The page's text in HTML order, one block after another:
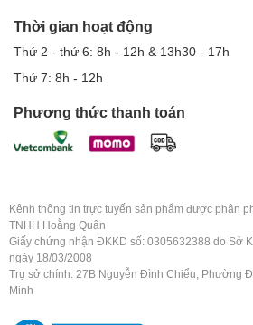
Thời gian hoạt động
Thứ 2 - thứ 6: 8h - 12h & 13h30 - 17h
Thứ 7: 8h - 12h
Phương thức thanh toán
Kênh thông tin trực tuyến sản phẩm được phân
TNHH Hoằng Quân
Giấy chứng nhận ĐKKD số: 0305632388 do Sở
ngày 18/03/2008
Trụ sở chính: 27B Nguyễn Đình Chiểu, Phường
Minh